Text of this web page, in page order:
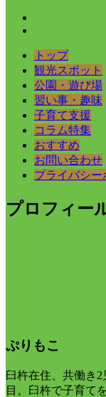
トップ
観光スポット
公園・遊び場
習い事・趣味
子育て支援
コラム特集
おすすめ
お問い合わせ
プライバシ
プロフィー
ぷりもこ
臼杵在住、共働き
目。臼杵で子育て